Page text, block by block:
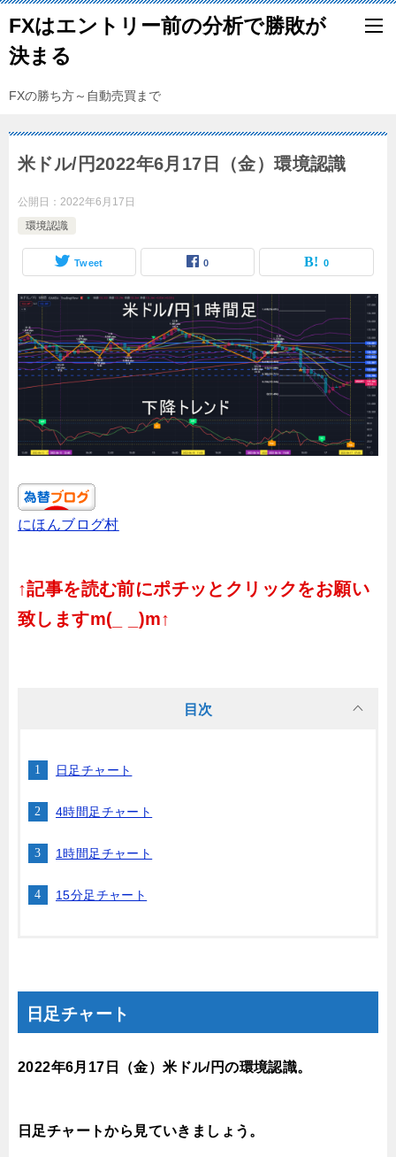
FXはエントリー前の分析で勝敗が
決まる
FXの勝ち方～自動売買まで
米ドル/円2022年6月17日（金）環境認識
公開日： 2022年6月17日
環境認識
Tweet 0 0
にほんブログ村
↑記事を読む前にポチッとクリックをお願い
致しますm(_ _)m↑
目次
日足チャート
4時間足チャート
1時間足チャート
15分足チャート
日足チャート
2022年6月17 日（金）米ドル/円の環境認識。
日足チャートから見ていきましょう。